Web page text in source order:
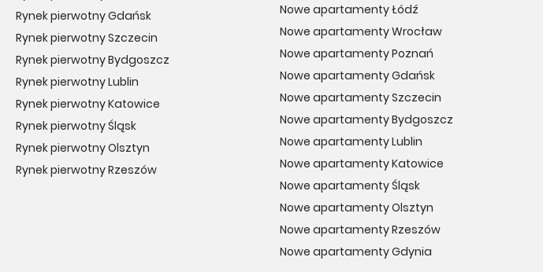
Rynek pierwotny Gdańsk
Rynek pierwotny Szczecin
Rynek pierwotny Bydgoszcz
Rynek pierwotny Lublin
Rynek pierwotny Katowice
Rynek pierwotny Śląsk
Rynek pierwotny Olsztyn
Rynek pierwotny Rzeszów
Nowe apartamenty Łódź
Nowe apartamenty Wrocław
Nowe apartamenty Poznań
Nowe apartamenty Gdańsk
Nowe apartamenty Szczecin
Nowe apartamenty Bydgoszcz
Nowe apartamenty Lublin
Nowe apartamenty Katowice
Nowe apartamenty Śląsk
Nowe apartamenty Olsztyn
Nowe apartamenty Rzeszów
Nowe apartamenty Gdynia